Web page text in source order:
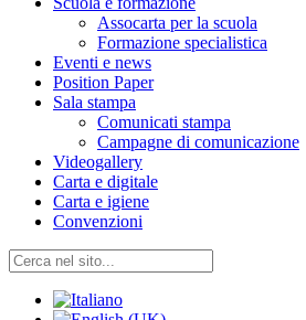
Assocarta per la scuola
Formazione specialistica
Eventi e news
Position Paper
Sala stampa
Comunicati stampa
Campagne di comunicazione
Videogallery
Carta e digitale
Carta e igiene
Convenzioni